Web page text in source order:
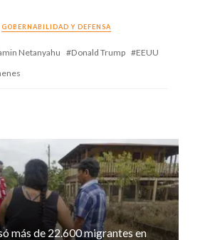
GOBERNABILIDAD Y DEFENSA
Netanyahu Donald Trump
EEUU
más de 22.600 migrantes en